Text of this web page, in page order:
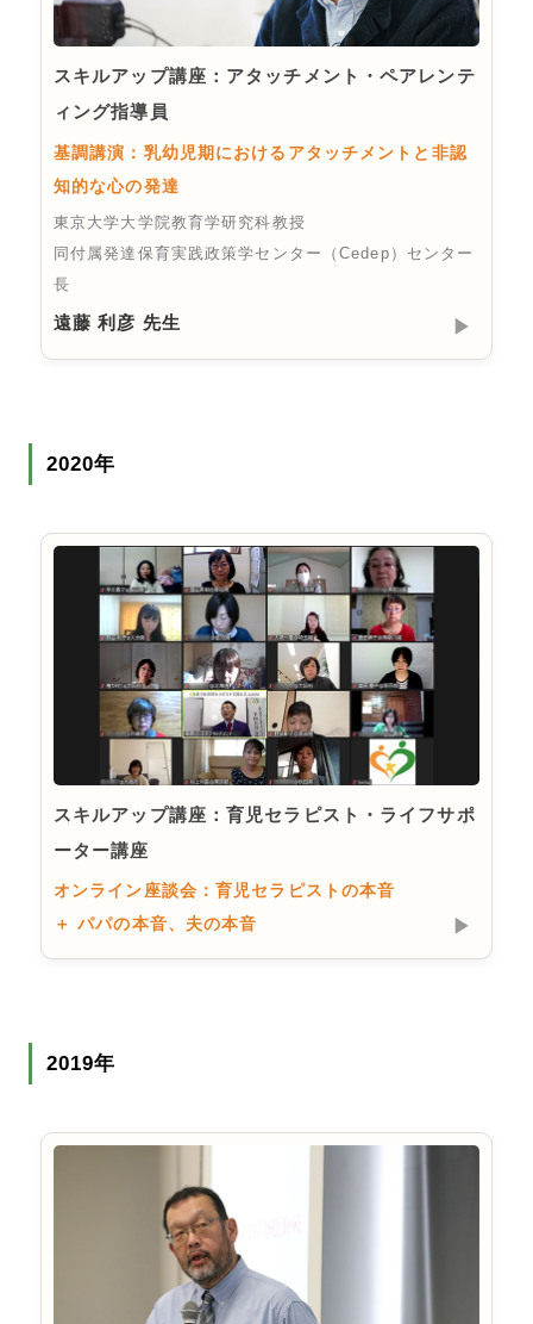
スキルアップ講座：アタッチメント・ペアレンテ
ィング指導員
基調講演：乳幼児期におけるアタッチメントと非認
知的な心の発達
東京大学大学院教育学研究科教授
同付属発達保育実践政策学センター（Cedep）センター
長
遠藤 利彦 先生 ▶︎
2020年
スキルアップ講座：育児セラピスト・ライフサポ
ーター講座
オンライン座談会：育児セラピストの本音
＋ パパの本音、夫の本音
▶︎
2019年